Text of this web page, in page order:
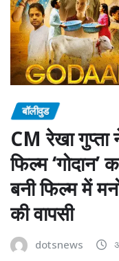
बॉलीवुड
CM रेखा गुप्ता
फिल्म ‘गोदान’
बनी फिल्म में
की वापसी
dotsnews